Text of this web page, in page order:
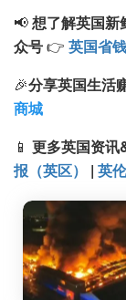
📢想了解英国
众号👉 英国省
🎉分享英国生活
商城
📱 更多英国资讯
报（英区）
| 英